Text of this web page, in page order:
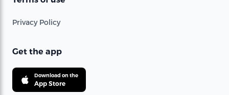
Privacy Policy
Get the app
Download on the
App Store